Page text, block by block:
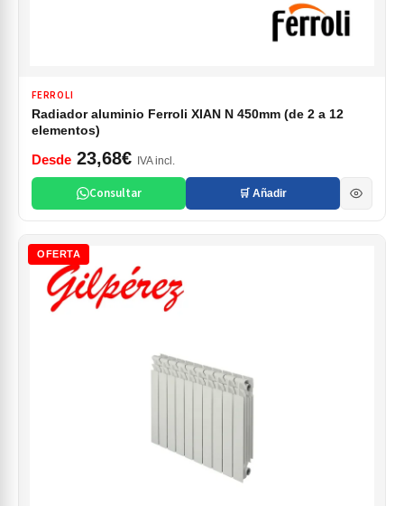
FERROLI
Radiador aluminio Ferroli XIAN N 450mm (de 2 a 12
elementos)
Desde 23,68€ IVA incl.
Consultar 🛒 Añadir
OFERTA